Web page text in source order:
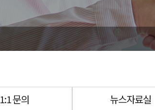
1:1 문의 뉴스자료실